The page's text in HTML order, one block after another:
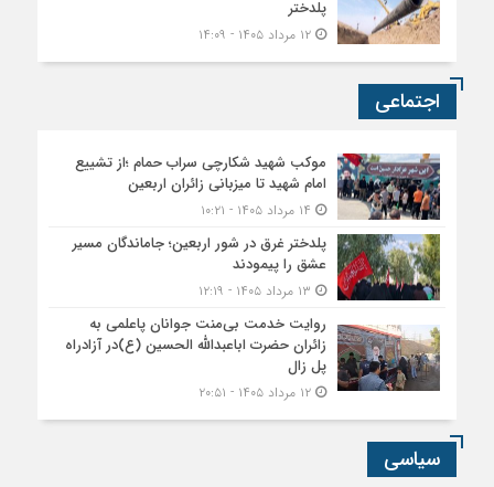
۱۴ مرداد ۱۴۰۵ - ۱۰:۲۱
پلدختر غرق در شور اربعین؛ جاماندگان مسیر
عشق را پیمودند
پل زال
۱۲ مرداد ۱۴۰۵ - ۲۰:۵۱
سیاسی
دشمن با جنگ رسانه‌ای به دنبال نابودی امید و
اعتماد مردم است
۱۶ مرداد ۱۴۰۵ - ۱۴:۴۵
امروز زمان همدلی و پرهیز از اختلاف و
دوقطبی‌سازی است